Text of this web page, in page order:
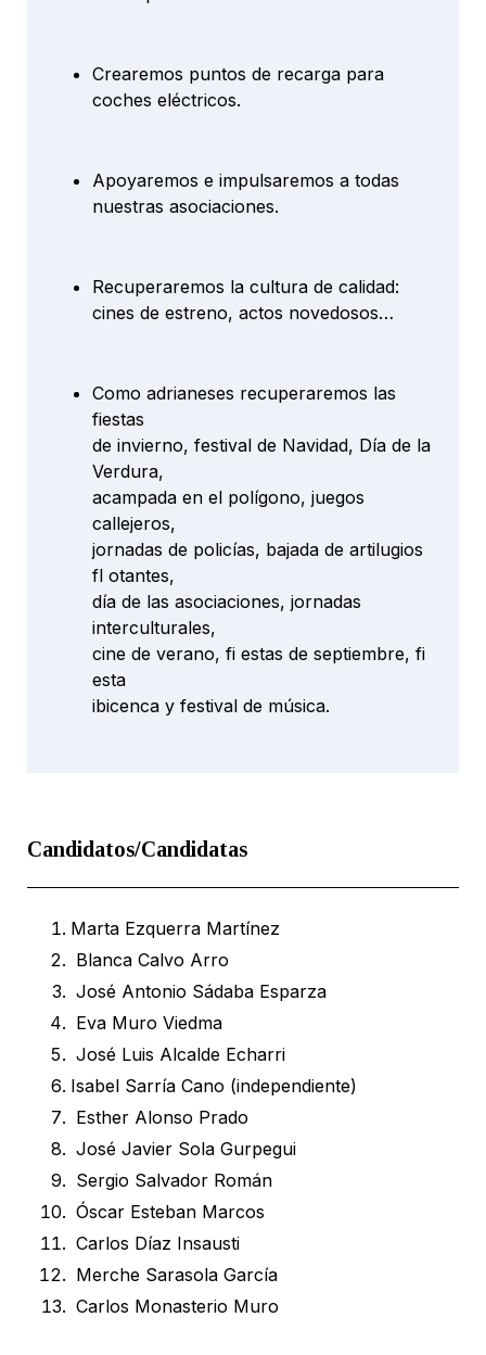
Crearemos puntos de recarga para
coches eléctricos.
Apoyaremos e impulsaremos a todas
nuestras asociaciones.
Recuperaremos la cultura de calidad:
cines de estreno, actos novedosos…
Como adrianeses recuperaremos las
fiestas
de invierno, festival de Navidad, Día de la
Verdura,
acampada en el polígono, juegos
callejeros,
jornadas de policías, bajada de artilugios
fl otantes,
día de las asociaciones, jornadas
interculturales,
cine de verano, fi estas de septiembre, fi
esta
ibicenca y festival de música.
Candidatos/Candidatas
Marta Ezquerra Martínez
Blanca Calvo Arro
José Antonio Sádaba Esparza
Eva Muro Viedma
José Luis Alcalde Echarri
Isabel Sarría Cano (independiente)
Esther Alonso Prado
José Javier Sola Gurpegui
Sergio Salvador Román
Óscar Esteban Marcos
Carlos Díaz Insausti
Merche Sarasola García
Carlos Monasterio Muro